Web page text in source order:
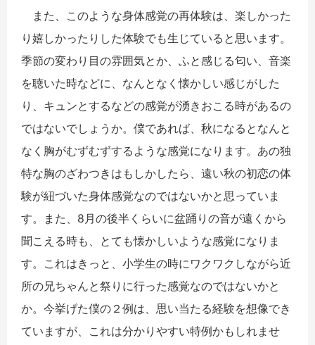
また、このような身体感覚の再体験は、楽しかった
り嬉しかったりした体験でも生じていると思います。
季節の変わり目の雰囲気とか、ふと感じる匂い、音楽
を聴いた時などに、なんとなく懐かしい感じがした
り、キュンとするなどの感覚が湧きおこる時があるの
ではないでしょうか。僕であれば、秋になるとなんと
なく胸がむずむずするような感覚になります。あの独
特な胸のざわつきはもしかしたら、遠い秋の初恋の体
験が紐づいた身体感覚なのではないかと思っていま
す。また、8月の後半くらいに盆踊りの音が遠くから
聞こえる時も、とても懐かしいような感覚になりま
す。これはきっと、小学生の時にワクワクしながら近
所の兄ちゃんと祭りに行った感覚なのではないかと
か。今挙げた僕の２例は、思い当たる経験を想像でき
ていますが、これは分かりやすい特例かもしれませ